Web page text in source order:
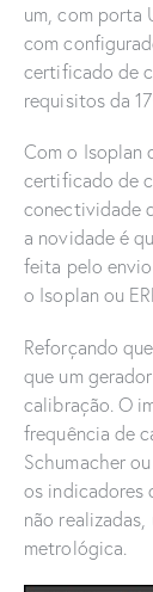
um, com porta
com
certificado de
requisitos da
Com o Isoplan
certificado de
conectividade
a novidade é
feita pelo
o Isoplan ou
Reforçando
que um
calibração. O
frequência de
Schumacher
os indicadores
não
metrológica.